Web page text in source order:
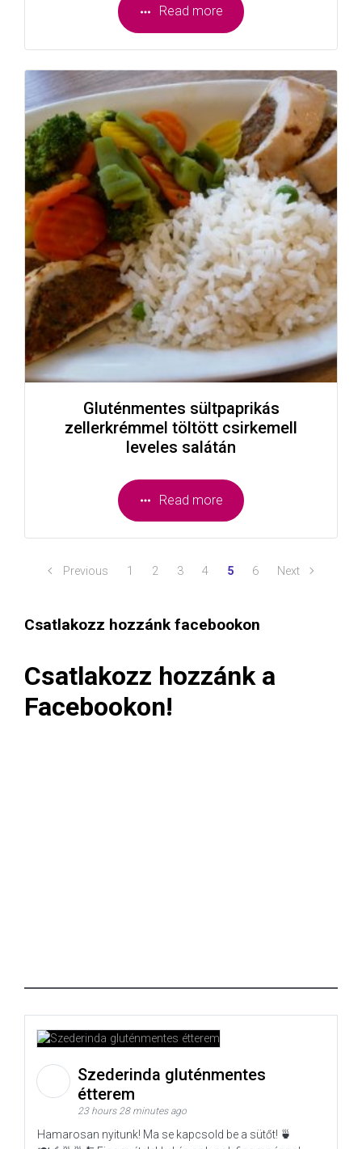
Read more
Gluténmentes sültpaprikás
zellerkrémmel töltött csirkemell
leveles salátán
Read more
Previous 1 2 3 4 5 6 Next
Csatlakozz hozzánk facebookon
Csatlakozz hozzánk a
Facebookon!
Szederinda gluténmentes
étterem
23 hours 28 minutes ago
Hamarosan nyitunk! Ma se kapcsold be a sütőt! 🍵